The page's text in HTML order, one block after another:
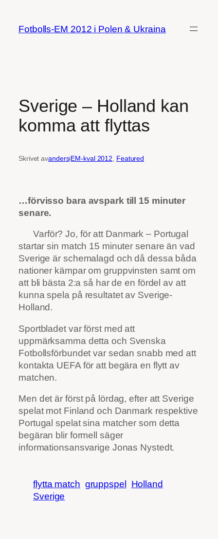
innehåll
Fotbolls-EM 2012 i Polen & Ukraina
Sverige – Holland kan
komma att flyttas
Skrivet avandersiEM-kval 2012 Featured
…förvisso bara avspark till 15 minuter
senare.
Varför? Jo, för att Danmark – Portugal
startar sin match 15 minuter senare än vad
Sverige är schemalagd och då dessa båda
nationer kämpar om gruppvinsten samt om
att bli bästa 2:a så har de en fördel av att
kunna spela på resultatet av Sverige-
Holland.
Sportbladet var först med att
uppmärksamma detta och Svenska
Fotbollsförbundet var sedan snabb med att
kontakta UEFA för att begära en flytt av
matchen.
Men det är först på lördag, efter att Sverige
spelat mot Finland och Danmark respektive
Portugal spelat sina matcher som detta
begäran blir formell säger
informationsansvarige Jonas Nystedt.
flytta match gruppspel
Holland
Sverige